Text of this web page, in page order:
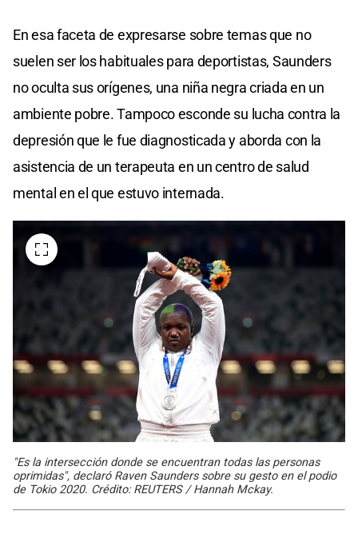
En esa faceta de expresarse sobre temas que no
suelen ser los habituales para deportistas, Saunders
no oculta sus orígenes, una niña negra criada en un
ambiente pobre. Tampoco esconde su lucha contra la
depresión que le fue diagnosticada y aborda con la
asistencia de un terapeuta en un centro de salud
mental en el que estuvo internada.
"Es la intersección donde se encuentran todas las personas
oprimidas", declaró Raven Saunders sobre su gesto en el podio
de Tokio 2020. Crédito: REUTERS / Hannah Mckay.